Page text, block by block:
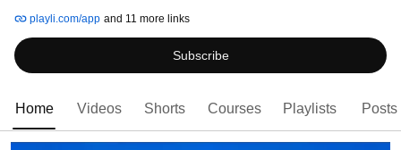
playli.com/app and 11 more links
Subscribe
Home Videos Shorts Courses Playlists Posts